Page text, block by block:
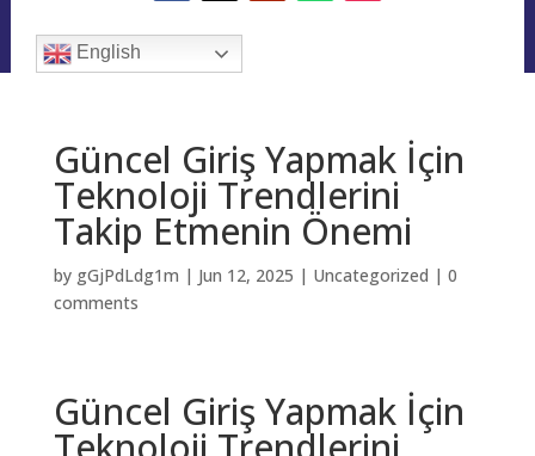
English
Güncel Giriş Yapmak İçin
Teknoloji Trendlerini
Takip Etmenin Önemi
by gGjPdLdg1m | Jun 12, 2025 | Uncategorized | 0
comments
Güncel Giriş Yapmak İçin